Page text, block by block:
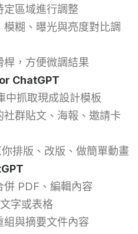
定區域進行調整
模糊、曝光與亮度對比調
桿，方便微調結果
ChatGPT
中抓取現成設計模板
社群貼文、海報、邀請卡
排版、改版、做簡單動畫
併 PDF、編輯內容
字或表格
組與摘要文件內容